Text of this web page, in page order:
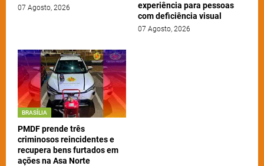
07 Agosto, 2026
experiência para pessoas
com deficiência visual
07 Agosto, 2026
BRASÍLIA
PMDF prende três
criminosos reincidentes e
recupera bens furtados em
ações na Asa Norte